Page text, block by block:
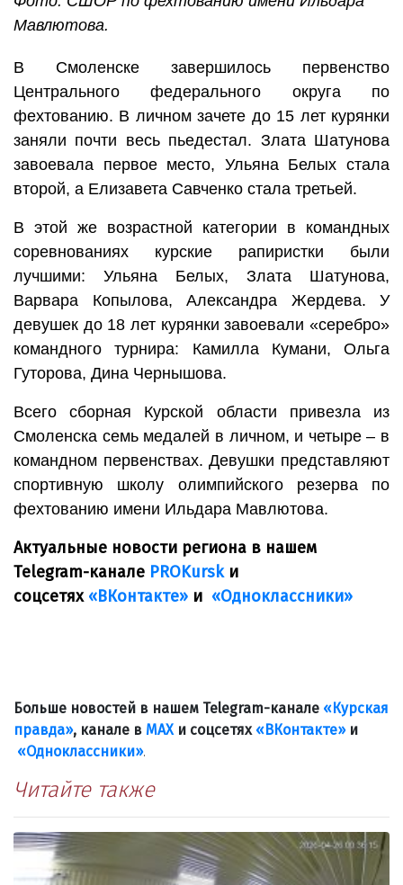
Мавлютова.
В Смоленске завершилось первенство
Центрального федерального округа по
фехтованию. В личном зачете до 15 лет курянки
заняли почти весь пьедестал. Злата Шатунова
завоевала первое место, Ульяна Белых стала
второй, а Елизавета Савченко стала третьей.
В этой же возрастной категории в командных
соревнованиях курские рапиристки были
лучшими: Ульяна Белых, Злата Шатунова,
Варвара Копылова, Александра Жердева. У
девушек до 18 лет курянки завоевали «серебро»
командного турнира: Камилла Кумани, Ольга
Гуторова, Дина Чернышова.
Всего сборная Курской области привезла из
Смоленска семь медалей в личном, и четыре – в
командном первенствах. Девушки представляют
спортивную школу олимпийского резерва по
фехтованию имени Ильдара Мавлютова.
Актуальные новости региона в нашем
Telegram-канале PROKurskи
соцсетях «ВКонтакте» и «Одноклассники»
Больше новостей в нашем Telegram-канале «Курская
правда», канале в МАХи соцсетях «ВКонтакте»и
«Одноклассники».
Читайте также